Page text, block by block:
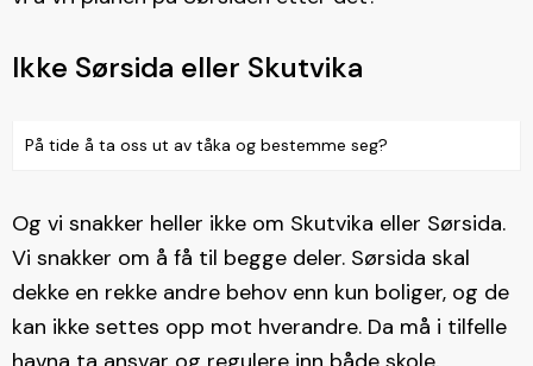
Ikke Sørsida eller Skutvika
På tide å ta oss ut av tåka og bestemme seg?
Og vi snakker heller ikke om Skutvika eller Sørsida.
Vi snakker om å få til begge deler. Sørsida skal
dekke en rekke andre behov enn kun boliger, og de
kan ikke settes opp mot hverandre. Da må i tilfelle